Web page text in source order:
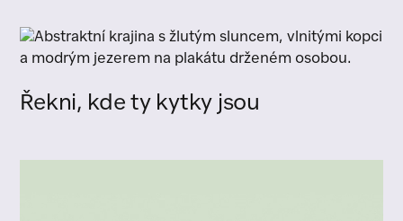
Řekni, kde ty kytky jsou